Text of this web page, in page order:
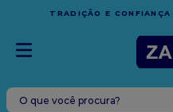
FRETE GRÁTIS
ESPÍRITO SANTO
O que você procura?